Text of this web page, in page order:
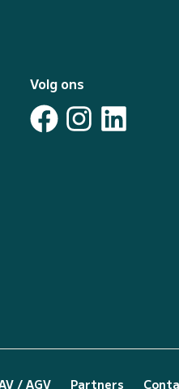
Volg ons
/ AGV Partners